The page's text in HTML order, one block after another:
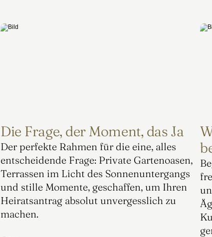
Die Frage, der Moment, das Ja
Der perfekte Rahmen für die eine, alles
entscheidende Frage: Private Gartenoasen,
Terrassen im Licht des Sonnenuntergangs
und stille Momente, geschaffen, um Ihren
Heiratsantrag absolut unvergesslich zu
machen.